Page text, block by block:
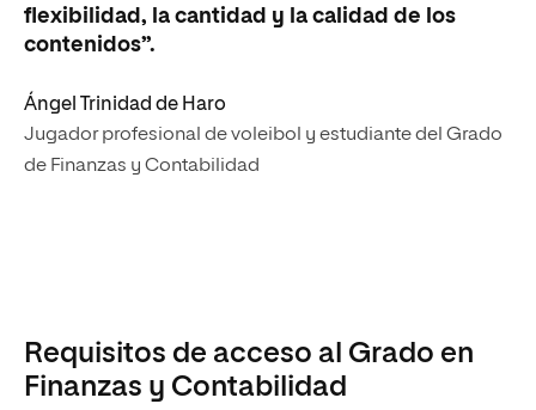
flexibilidad, la cantidad y la calidad de los
contenidos”.
Ángel Trinidad de Haro
Jugador profesional de voleibol y estudiante del Grado
de Finanzas y Contabilidad
Requisitos de acceso al Grado en
Finanzas y Contabilidad